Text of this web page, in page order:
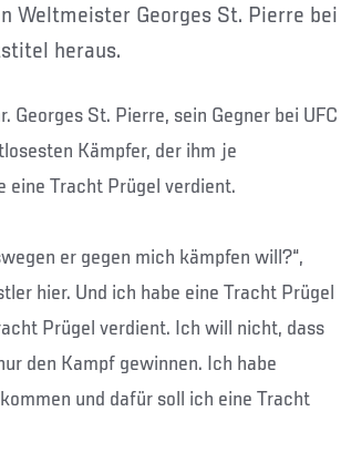
heraus.
St. Pierre, sein Gegner bei UFC
Kämpfer, der ihm je
eine Tracht Prügel verdient.
er gegen mich kämpfen will?“,
hier. Und ich habe eine Tracht Prügel
Prügel verdient. Ich will nicht, dass
den Kampf gewinnen. Ich habe
und dafür soll ich eine Tracht